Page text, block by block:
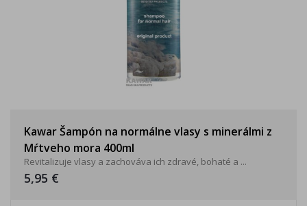
Kawar Šampón na normálne vlasy s minerálmi z
Mŕtveho mora 400ml
Revitalizuje vlasy a zachováva ich zdravé, bohaté a ...
5,95 €